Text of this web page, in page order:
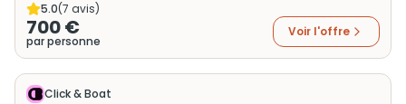
5.0(7 avis)
700 €
par personne
Voir l'offre
Click & Boat